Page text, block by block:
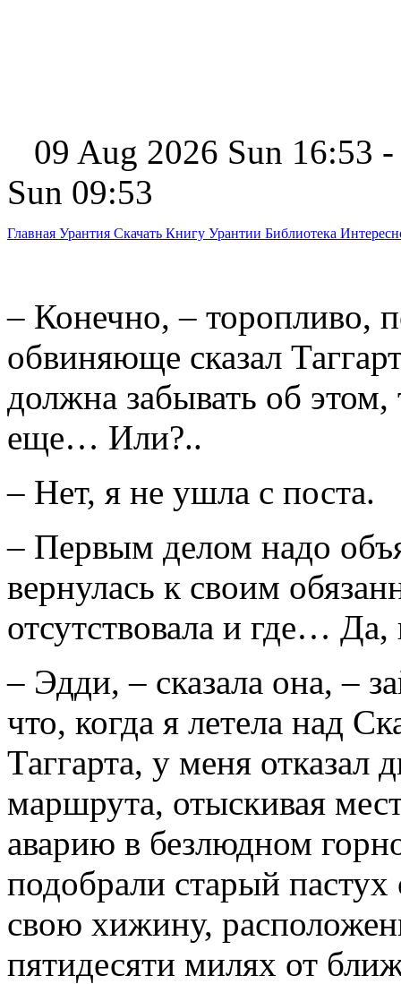
09 Aug 2026 Sun 16:53
Sun 09:53
Главная Урантия Скачать Книгу Урантии Библиотека
– Конечно, – торопливо,
обвиняюще сказал
должна забывать об
еще… Или?..
– Нет, я не ушла с поста.
– Первым делом надо
вернулась к своим
отсутствовала и где… Да,
– Эдди, – сказала она, –
что, когда я летела над
Таггарта, у меня отказал
маршрута, отыскивая
аварию в безлюдном
подобрали старый
свою хижину,
пятидесяти милях от